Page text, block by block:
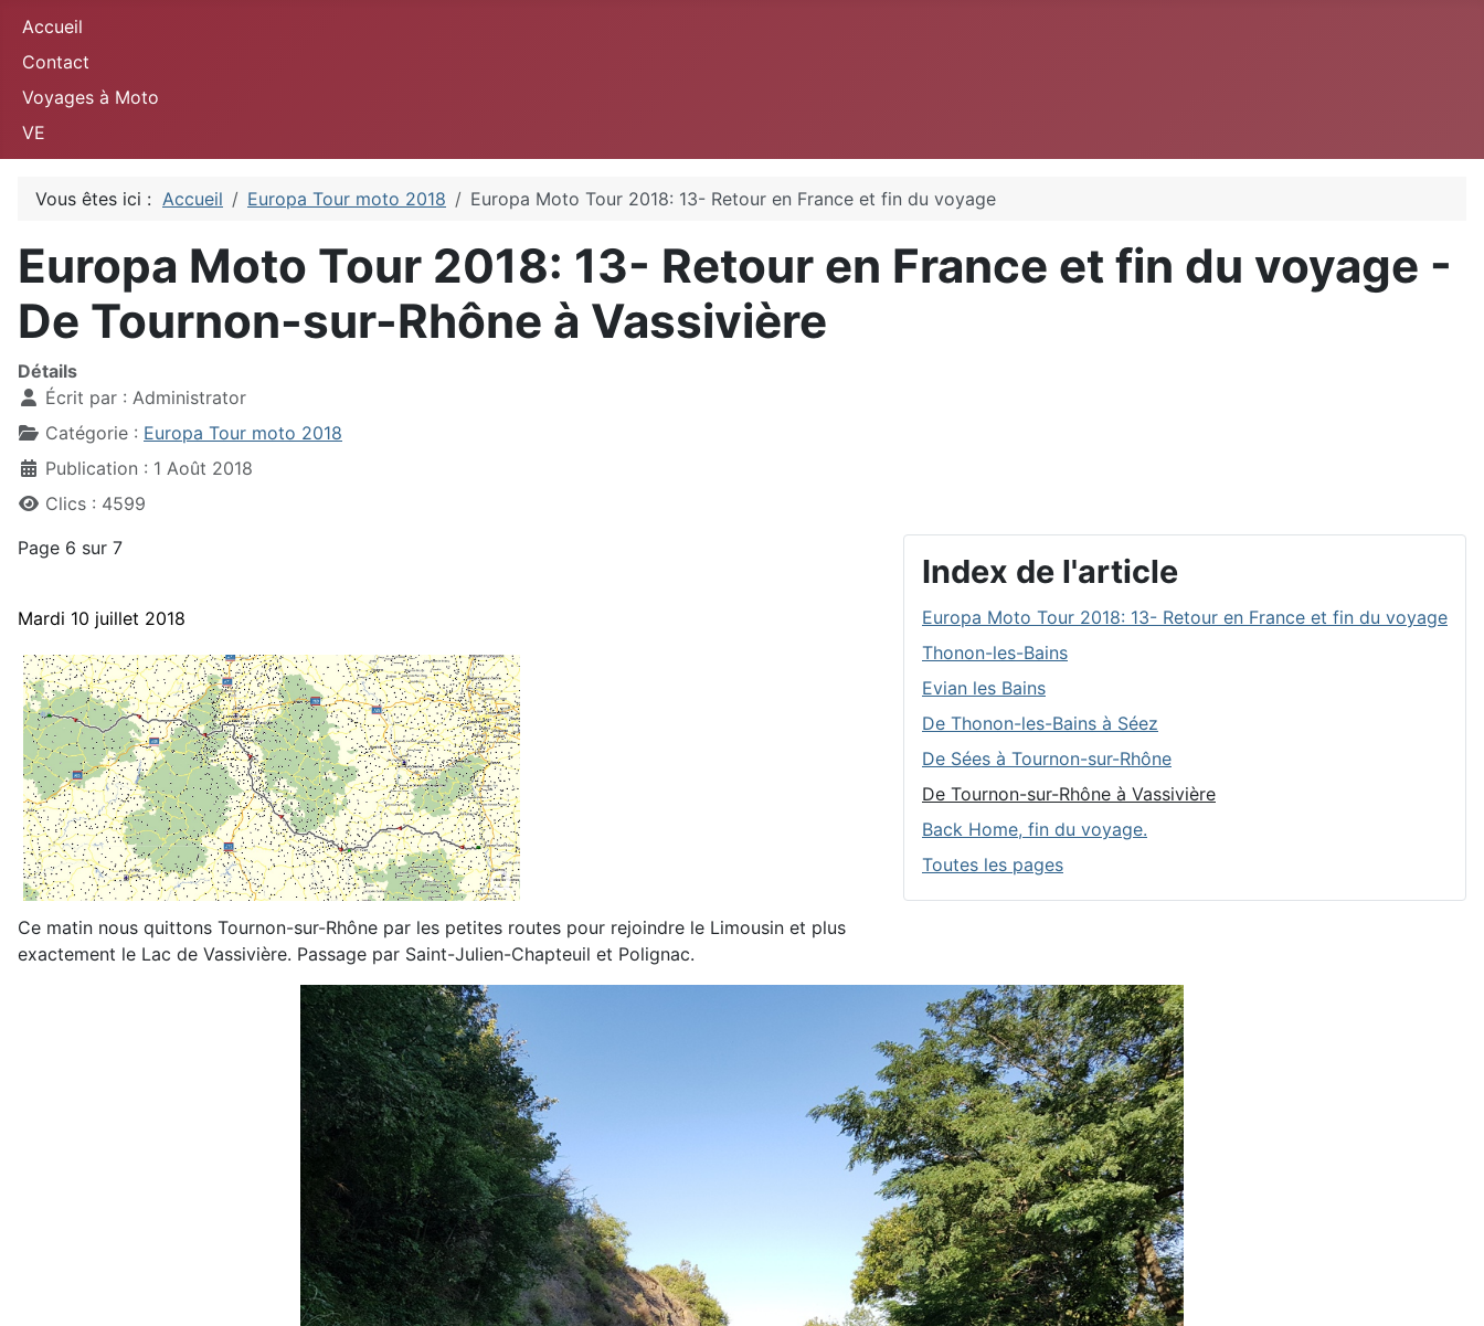
Accueil
Contact
Voyages à Moto
VE
Vous êtes ici : Accueil Europa Tour moto 2018 Europa Moto Tour 2018: 13- Retour en France et fin du voyage
Europa Moto Tour 2018: 13- Retour en France et fin du voyage -
De Tournon-sur-Rhône à Vassivière
Détails
Écrit par : Administrator
Catégorie : Europa Tour moto 2018
Publication : 1 Août 2018
Clics : 4599
Index de l'article
Europa Moto Tour 2018: 13- Retour en France et fin du voyage
Thonon-les-Bains
Evian les Bains
De Thonon-les-Bains à Séez
De Sées à Tournon-sur-Rhône
De Tournon-sur-Rhône à Vassivière
Back Home, fin du voyage.
Toutes les pages
Page 6 sur 7
Mardi 10 juillet 2018
Ce matin nous quittons Tournon-sur-Rhône par les petites routes pour rejoindre le Limousin et plus
exactement le Lac de Vassivière. Passage par Saint-Julien-Chapteuil et Polignac.